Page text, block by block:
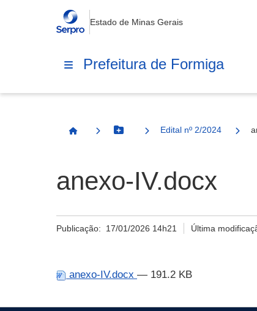
Estado de Minas Gerais
Prefeitura de Formiga
Página InicialBotão Menu
Edital nº 2/2024
anexo-IV.docx
Publicação: 17/01/2026 14h21 Última
anexo-IV.docx — 191.2 KB